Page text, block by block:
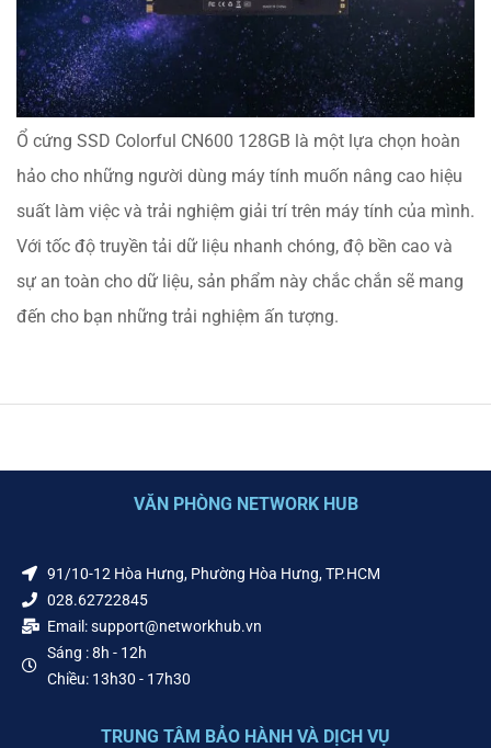
Ổ cứng SSD Colorful CN600 128GB là một lựa chọn hoàn
hảo cho những người dùng máy tính muốn nâng cao hiệu
suất làm việc và trải nghiệm giải trí trên máy tính của mình.
Với tốc độ truyền tải dữ liệu nhanh chóng, độ bền cao và
sự an toàn cho dữ liệu, sản phẩm này chắc chắn sẽ mang
đến cho bạn những trải nghiệm ấn tượng.
VĂN PHÒNG NETWORK HUB
91/10-12 Hòa Hưng, Phường Hòa Hưng, TP.HCM
028.62722845
Email: support@networkhub.vn
Sáng : 8h - 12h
Chiều: 13h30 - 17h30
TRUNG TÂM BẢO HÀNH VÀ DỊCH VỤ